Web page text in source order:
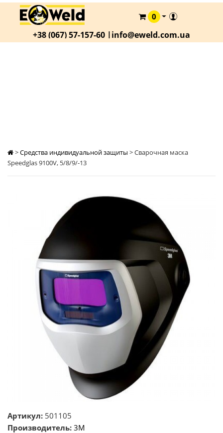
КАТАЛОГ
О
0
+38 (067) 57-157-60 |info@eweld.com.ua
>Средства индивидуальной защиты >Сварочная маска
Speedglas 9100V, 5/8/9/-13
Артикул: 501105
Производитель: 3M